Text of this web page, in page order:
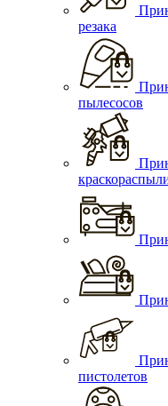
резака
пылесосов
пистолетов